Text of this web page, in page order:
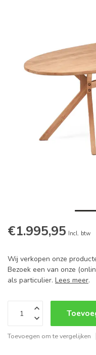
€1.995,95 Incl. btw
Wij verkopen onze
Bezoek een van onze
als particulier. Lees meer.
Toevoegen om te vergelijken